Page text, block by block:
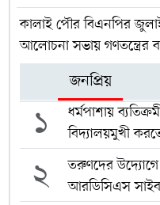
কালাই পৌর বিএনপির
আলোচনা সভায় গণতন্ত্রের
জনপ্রিয়
১
ধর্মপাশায়
বিদ্যালয়মুখী
২
তরুণদের উদ্যোগে
আরডিসিএস